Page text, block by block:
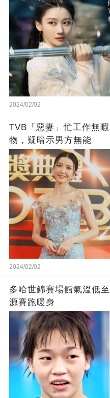
2024/02/02
TVB「惡妻」忙工作無
物，疑暗示男方無能
2024/02/02
多哈世錦賽場館氣溫低
源賽跑暖身